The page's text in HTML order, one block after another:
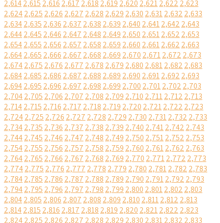
2,6142,615 2,616 2,617 2,618 2,619 2,620 2,6212,622 2,623
2,6242,625 2,626 2,627 2,628 2,629 2,630 2,6312,632 2,633
2,6342,635 2,636 2,637 2,638 2,639 2,640 2,6412,642 2,643
2,6442,645 2,646 2,647 2,648 2,649 2,650 2,6512,652 2,653
2,6542,655 2,656 2,657 2,658 2,659 2,660 2,6612,662 2,663
2,6642,665 2,666 2,667 2,668 2,669 2,670 2,6712,672 2,673
2,6742,675 2,676 2,677 2,678 2,679 2,680 2,6812,682 2,683
2,6842,685 2,686 2,687 2,688 2,689 2,690 2,6912,692 2,693
2,6942,695 2,696 2,697 2,698 2,699 2,700 2,7012,702 2,703
2,7042,705 2,706 2,707 2,708 2,709 2,710 2,7112,712 2,713
2,7142,715 2,716 2,717 2,718 2,719 2,720 2,7212,722 2,723
2,7242,725 2,726 2,727 2,728 2,729 2,730 2,7312,732 2,733
2,7342,735 2,736 2,737 2,738 2,739 2,740 2,7412,742 2,743
2,7442,745 2,746 2,747 2,748 2,749 2,750 2,7512,752 2,753
2,7542,755 2,756 2,757 2,758 2,759 2,760 2,7612,762 2,763
2,7642,765 2,766 2,767 2,768 2,769 2,770 2,7712,772 2,773
2,7742,775 2,776 2,777 2,778 2,779 2,780 2,7812,782 2,783
2,7842,785 2,786 2,787 2,788 2,789 2,790 2,7912,792 2,793
2,7942,795 2,796 2,797 2,798 2,799 2,800 2,8012,802 2,803
2,8042,805 2,806 2,807 2,808 2,809 2,810 2,8112,812 2,813
2,8142,815 2,816 2,817 2,818 2,819 2,820 2,8212,822 2,823
2,8242,825 2,826 2,827 2,828 2,829 2,830 2,8312,832 2,833